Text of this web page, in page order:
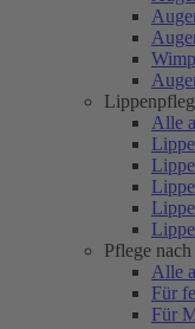
Alle
Pflege
Alle
Für
Für